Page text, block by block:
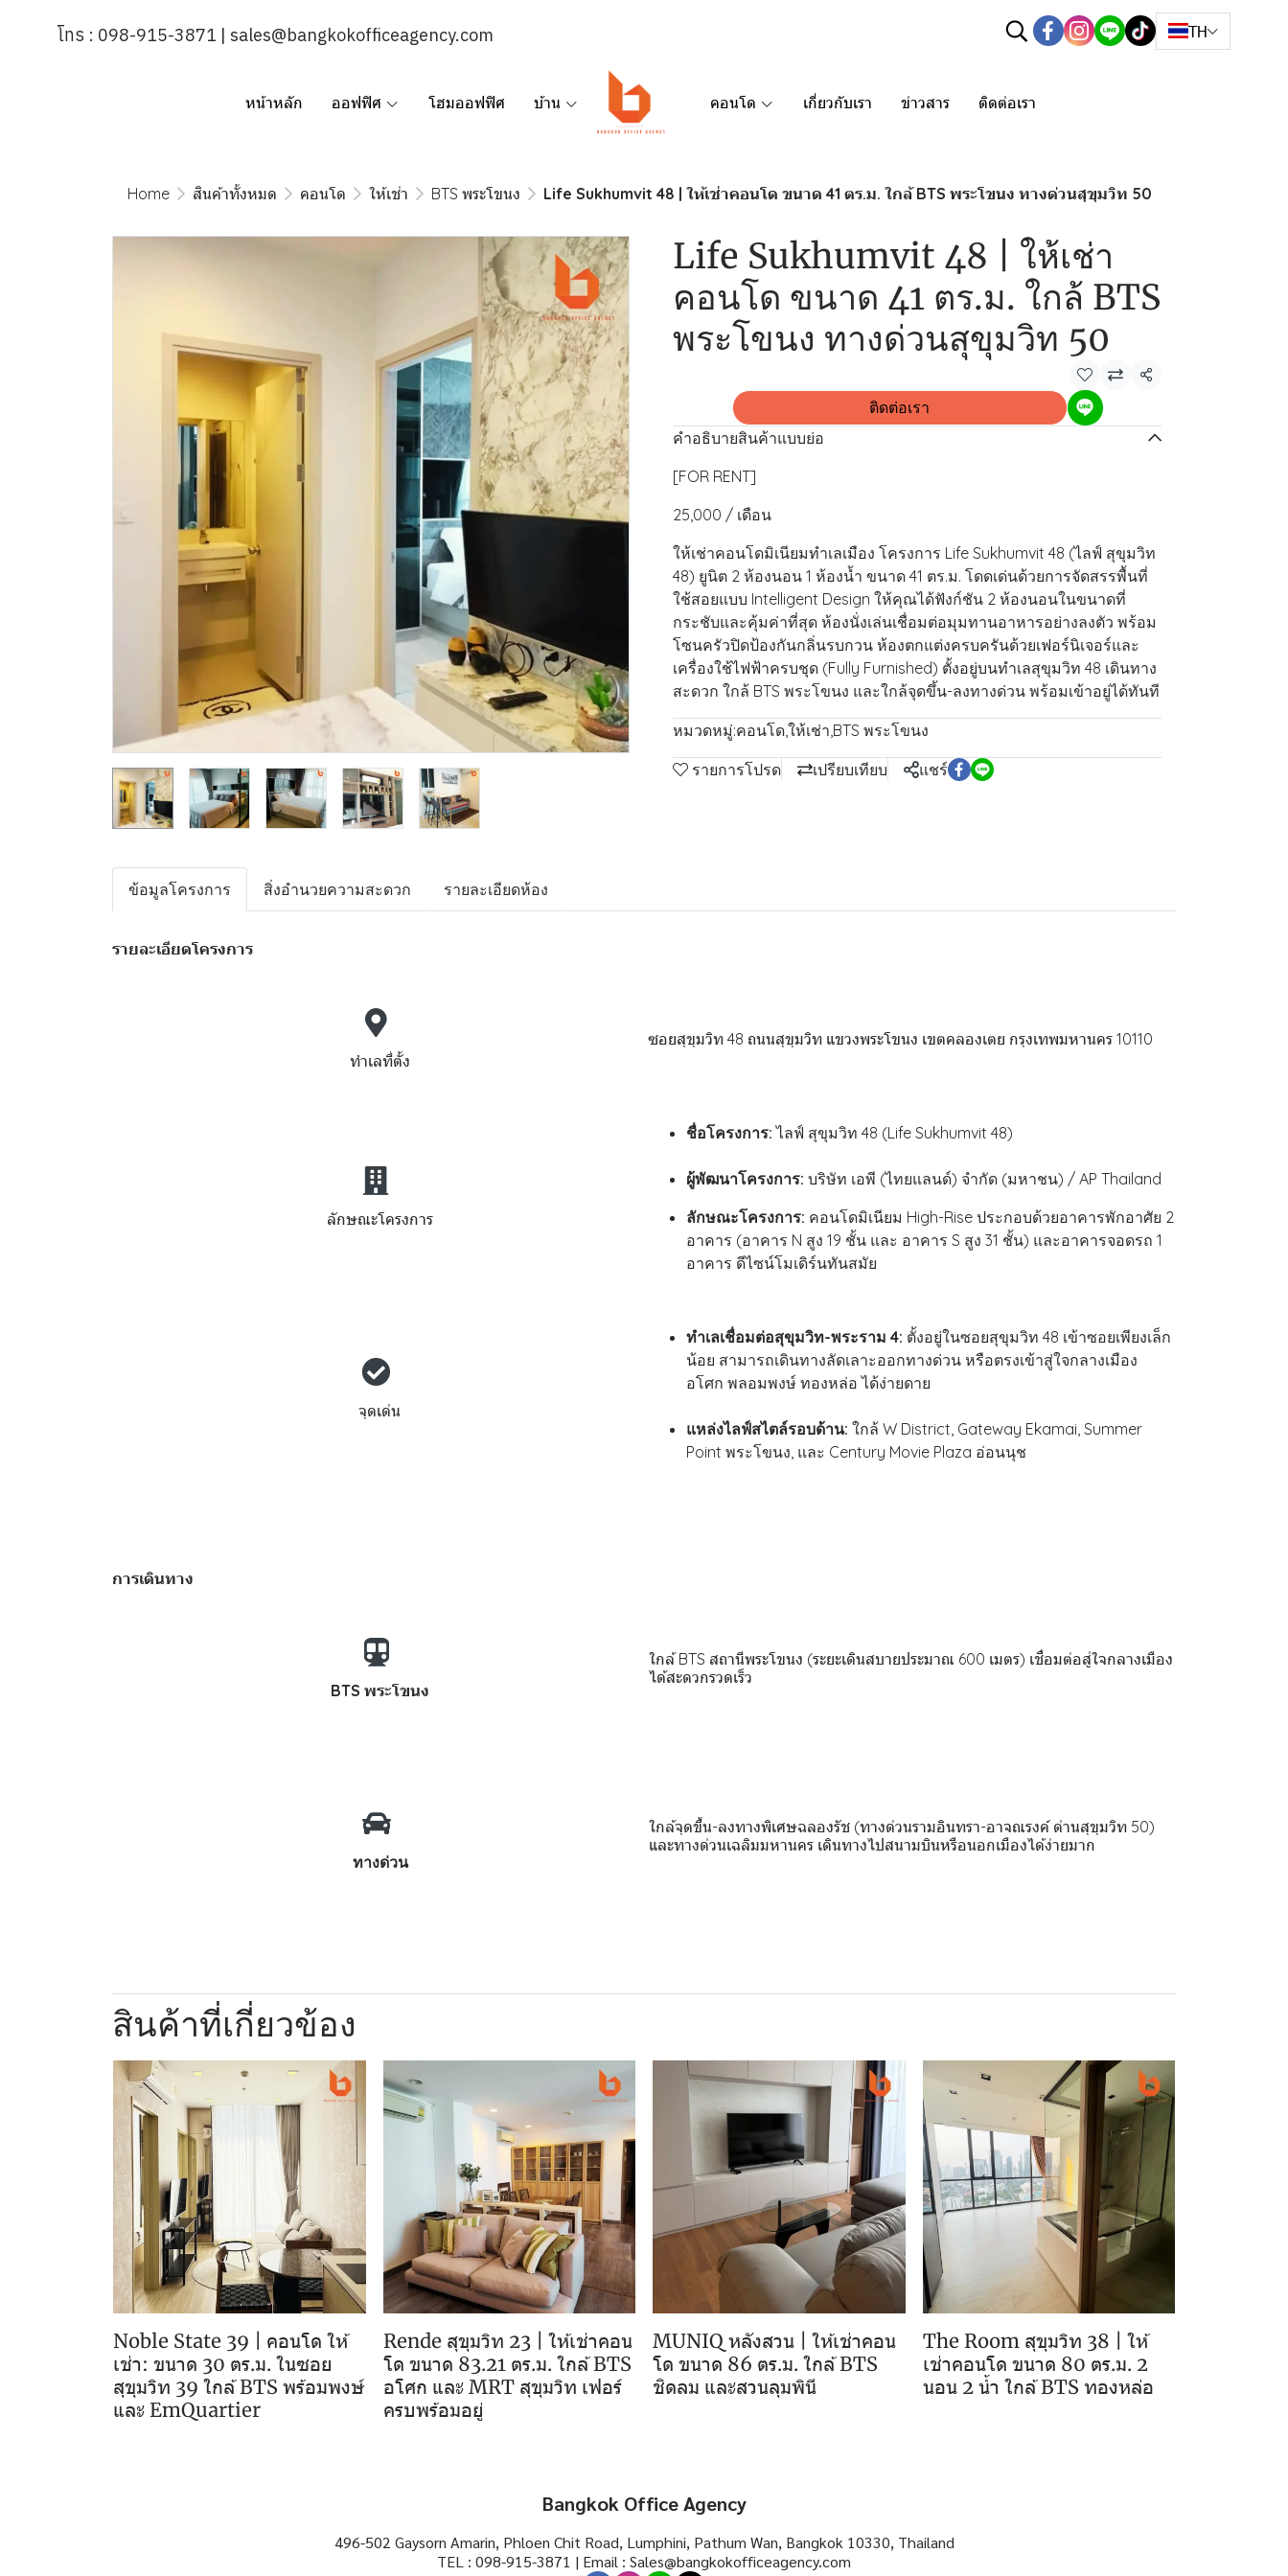
โทร : 098-915-3871 | sales@bangkokofficeagency.com TH
หน้าหลัก ออฟฟิศ โฮมออฟฟิศ บ้าน คอนโด เกี่ยวกับเรา ข่าวสาร ติดต่อเรา
Home สินค้าทั้งหมด คอนโด ให้เช่า BTS พระโขนง Life Sukhumvit 48 | ให้เช่าคอนโด ขนาด 41 ตร.ม. ใกล้ BTS พระโขนง ทางด่วนสุขุมวิท 50
Life Sukhumvit 48 | ให้เช่า
คอนโด ขนาด 41 ตร.ม. ใกล้ BTS
พระโขนง ทางด่วนสุขุมวิท 50
แชร์
ติดต่อเรา
คำอธิบายสินค้าแบบย่อ
[FOR RENT]
25,000 / เดือน
ให้เช่าคอนโดมิเนียมทำเลเมือง โครงการ Life Sukhumvit 48 (ไลฟ์ สุขุมวิท
48) ยูนิต 2 ห้องนอน 1 ห้องน้ำ ขนาด 41 ตร.ม. โดดเด่นด้วยการจัดสรรพื้นที่
ใช้สอยแบบ Intelligent Design ให้คุณได้ฟังก์ชัน 2 ห้องนอนในขนาดที่
กระชับและคุ้มค่าที่สุด ห้องนั่งเล่นเชื่อมต่อมุมทานอาหารอย่างลงตัว พร้อม
โซนครัวปิดป้องกันกลิ่นรบกวน ห้องตกแต่งครบครันด้วยเฟอร์นิเจอร์และ
เครื่องใช้ไฟฟ้าครบชุด (Fully Furnished) ตั้งอยู่บนทำเลสุขุมวิท 48 เดินทาง
สะดวก ใกล้ BTS พระโขนง และใกล้จุดขึ้น-ลงทางด่วน พร้อมเข้าอยู่ได้ทันที
หมวดหมู่:คอนโด,ให้เช่า,BTS พระโขนง
รายการโปรด เปรียบเทียบ แชร์
ข้อมูลโครงการ สิ่งอำนวยความสะดวก รายละเอียดห้อง
รายละเอียดโครงการ
ทำเลที่ตั้ง
ซอยสุขุมวิท 48 ถนนสุขุมวิท แขวงพระโขนง เขตคลองเตย กรุงเทพมหานคร 10110
ลักษณะโครงการ
ชื่อโครงการ:ไลฟ์ สุขุมวิท 48 (Life Sukhumvit 48)
ผู้พัฒนาโครงการ: บริษัท เอพี (ไทยแลนด์) จำกัด (มหาชน) / AP Thailand
ลักษณะโครงการ: คอนโดมิเนียม High-Rise ประกอบด้วยอาคารพักอาศัย 2
อาคาร (อาคาร N สูง 19 ชั้น และ อาคาร S สูง 31 ชั้น) และอาคารจอดรถ 1
อาคาร ดีไซน์โมเดิร์นทันสมัย
จุดเด่น
ทำเลเชื่อมต่อสุขุมวิท-พระราม 4: ตั้งอยู่ในซอยสุขุมวิท 48 เข้าซอยเพียงเล็ก
น้อย สามารถเดินทางลัดเลาะออกทางด่วน หรือตรงเข้าสู่ใจกลางเมือง
อโศก พลอมพงษ์ ทองหล่อ ได้ง่ายดาย
แหล่งไลฟ์สไตล์รอบด้าน: ใกล้ W District, Gateway Ekamai, Summer
Point พระโขนง, และ Century Movie Plaza อ่อนนุช
การเดินทาง
BTS พระโขนง
ใกล้ BTS สถานีพระโขนง (ระยะเดินสบายประมาณ 600 เมตร) เชื่อมต่อสู่ใจกลางเมือง
ได้สะดวกรวดเร็ว
ทางด่วน
ใกล้จุดขึ้น-ลงทางพิเศษฉลองรัช (ทางด่วนรามอินทรา-อาจณรงค์ ด่านสุขุมวิท 50)
และทางด่วนเฉลิมมหานคร เดินทางไปสนามบินหรือนอกเมืองได้ง่ายมาก
สินค้าที่เกี่ยวข้อง
Noble State 39 | คอนโด ให้
เช่า: ขนาด 30 ตร.ม. ในซอย
สุขุมวิท 39 ใกล้ BTS พร้อมพงษ์
และ EmQuartier
Rende สุขุมวิท 23 | ให้เช่าคอน
โด ขนาด 83.21 ตร.ม. ใกล้ BTS
อโศก และ MRT สุขุมวิท เฟอร์
ครบพร้อมอยู่
MUNIQ หลังสวน | ให้เช่าคอน
โด ขนาด 86 ตร.ม. ใกล้ BTS
ชิดลม และสวนลุมพินี
The Room สุขุมวิท 38 | ให้
เช่าคอนโด ขนาด 80 ตร.ม. 2
นอน 2 น้ำ ใกล้ BTS ทองหล่อ
Bangkok Office Agency
496-502 Gaysorn Amarin, Phloen Chit Road, Lumphini, Pathum Wan, Bangkok 10330, Thailand
TEL : 098-915-3871 | Email : Sales@bangkokofficeagency.com